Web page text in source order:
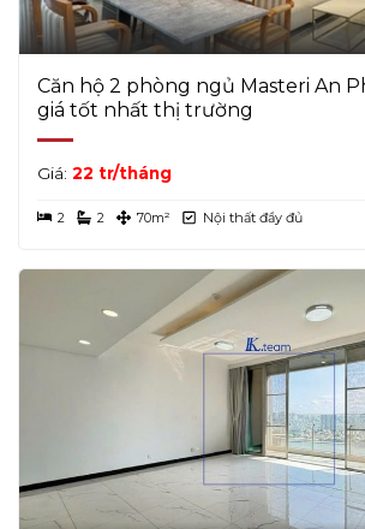
Căn hộ 2 phòng ngủ Masteri An
giá tốt nhất thị trường
Giá: 22 tr/tháng
2 2 70m² Nội thất đầy đủ